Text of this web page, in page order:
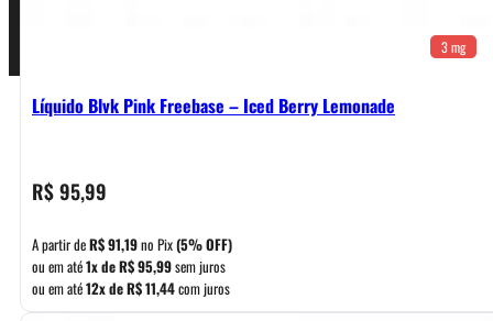
3 mg
Líquido Blvk Pink Freebase – Iced Berry Lemonade
R$95,99
A partir deR$91,19no Pix(5% OFF)
ou em até1x deR$95,99sem juros
ou em até12x deR$11,44com juros